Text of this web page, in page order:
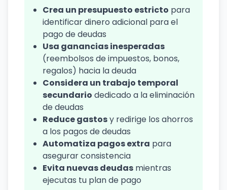
Crea un presupuesto estricto para
identificar dinero adicional para el
pago de deudas
Usa ganancias inesperadas
(reembolsos de impuestos, bonos,
regalos) hacia la deuda
Considera un trabajo temporal
secundario dedicado a la eliminación
de deudas
Reduce gastosy redirige los ahorros
a los pagos de deudas
Automatiza pagos extra para
asegurar consistencia
Evita nuevas deudas mientras
ejecutas tu plan de pago